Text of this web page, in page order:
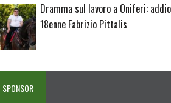
Dramma sul lavoro a Oniferi:
18enne Fabrizio Pittalis
SPONSOR